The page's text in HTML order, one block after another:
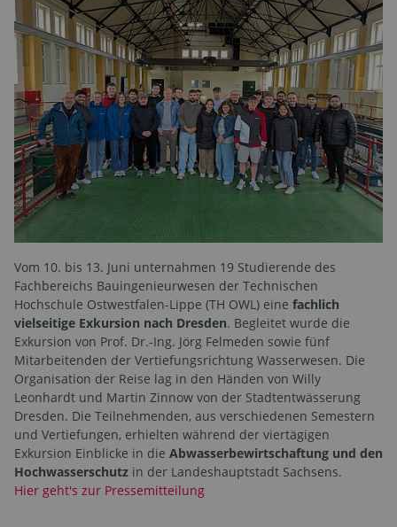
Vom 10. bis 13. Juni unternahmen 19 Studierende des
Fachbereichs Bauingenieurwesen der Technischen
Hochschule Ostwestfalen-Lippe (TH OWL) eine fachlich
vielseitige Exkursion nach Dresden. Begleitet wurde die
Exkursion von Prof. Dr.-Ing. Jörg Felmeden sowie fünf
Mitarbeitenden der Vertiefungsrichtung Wasserwesen. Die
Organisation der Reise lag in den Händen von Willy
Leonhardt und Martin Zinnow von der Stadtentwässerung
Dresden. Die Teilnehmenden, aus verschiedenen Semestern
und Vertiefungen, erhielten während der viertägigen
Exkursion Einblicke in die Abwasserbewirtschaftung und den
Hochwasserschutz in der Landeshauptstadt Sachsens.
Hier geht's zur Pressemitteilung